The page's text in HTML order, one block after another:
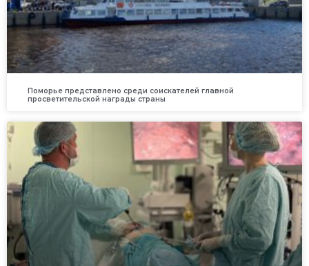
Поморье представлено среди соискателей главной
просветительской награды страны